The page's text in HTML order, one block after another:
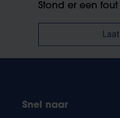
Stond er een
Snel naar